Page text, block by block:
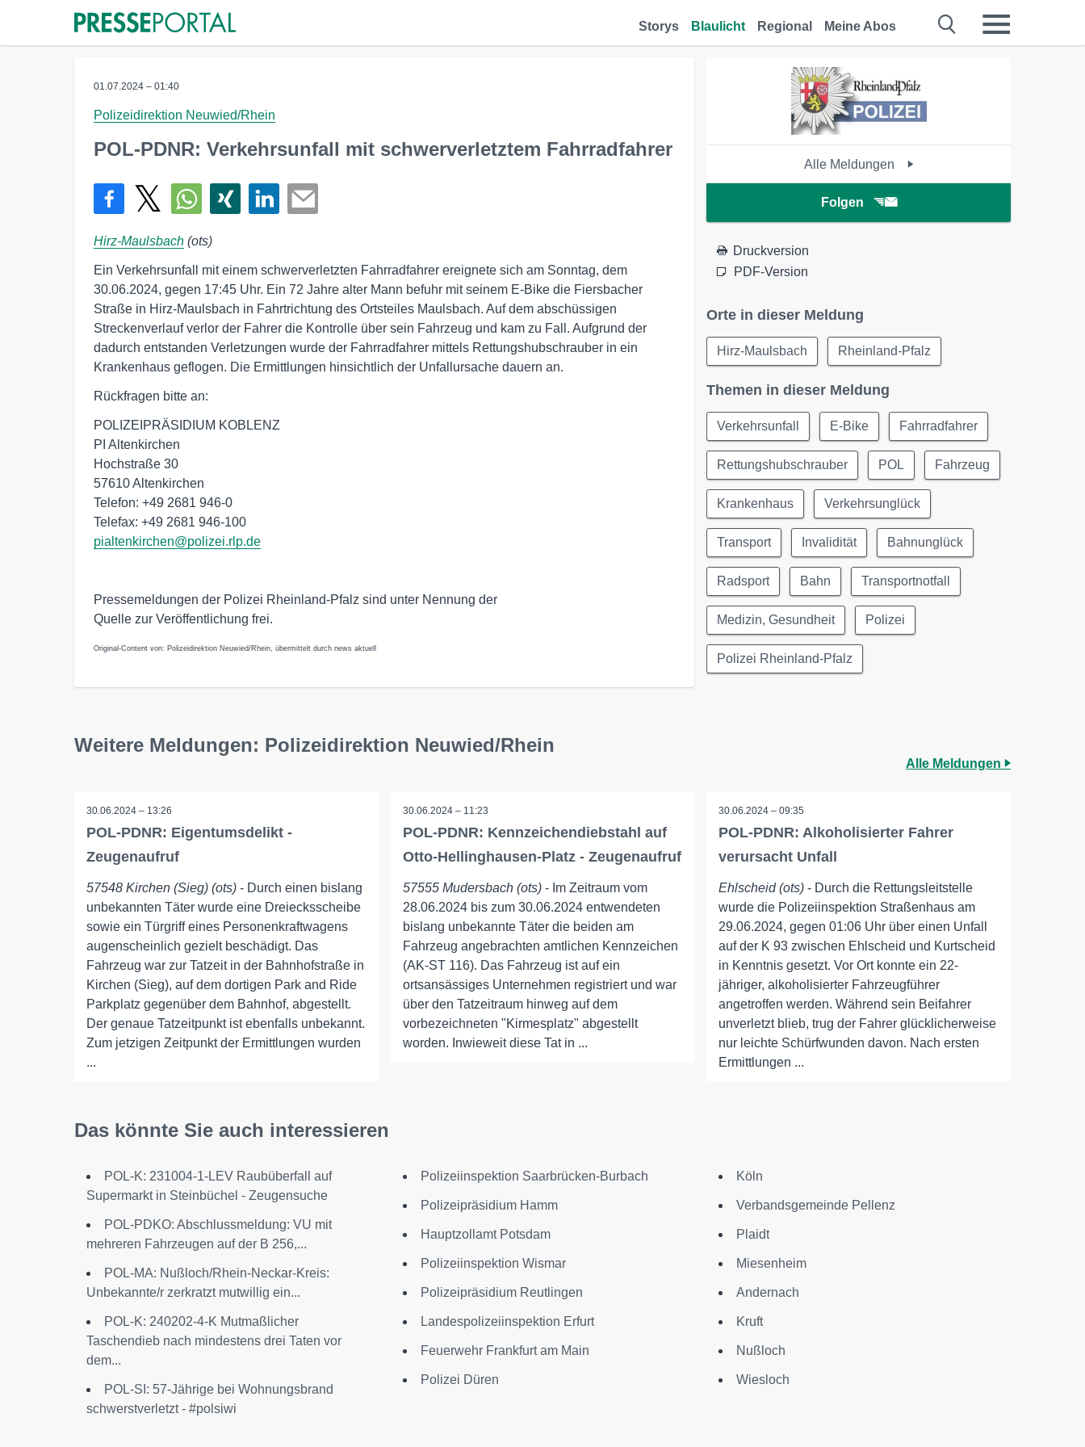
Storys Blaulicht Regional Meine Abos
01.07.2024 – 01:40
Polizeidirektion Neuwied/Rhein
POL-PDNR: Verkehrsunfall mit schwerverletztem Fahrradfahrer
Hirz-Maulsbach (ots)
Ein Verkehrsunfall mit einem schwerverletzten Fahrradfahrer ereignete sich am Sonntag, dem
30.06.2024, gegen 17:45 Uhr. Ein 72 Jahre alter Mann befuhr mit seinem E-Bike die Fiersbacher
Straße in Hirz-Maulsbach in Fahrtrichtung des Ortsteiles Maulsbach. Auf dem abschüssigen
Streckenverlauf verlor der Fahrer die Kontrolle über sein Fahrzeug und kam zu Fall. Aufgrund der
dadurch entstanden Verletzungen wurde der Fahrradfahrer mittels Rettungshubschrauber in ein
Krankenhaus geflogen. Die Ermittlungen hinsichtlich der Unfallursache dauern an.
Rückfragen bitte an:
POLIZEIPRÄSIDIUM KOBLENZ
PI Altenkirchen
Hochstraße 30
57610 Altenkirchen
Telefon: +49 2681 946-0
Telefax: +49 2681 946-100
pialtenkirchen@polizei.rlp.de
Pressemeldungen der Polizei Rheinland-Pfalz sind unter Nennung der
Quelle zur Veröffentlichung frei.
Original-Content von: Polizeidirektion Neuwied/Rhein, übermittelt durch news aktuell
Alle Meldungen
Folgen
Druckversion
PDF-Version
Orte in dieser Meldung
Hirz-Maulsbach Rheinland-Pfalz
Themen in dieser Meldung
Verkehrsunfall E-Bike Fahrradfahrer
Rettungshubschrauber POL Fahrzeug
Krankenhaus Verkehrsunglück
Transport Invalidität Bahnunglück
Radsport Bahn Transportnotfall
Medizin, Gesundheit Polizei
Polizei Rheinland-Pfalz
Weitere Meldungen: Polizeidirektion Neuwied/Rhein
Alle Meldungen
30.06.2024 – 13:26
POL-PDNR: Eigentumsdelikt -
Zeugenaufruf
57548 Kirchen (Sieg) (ots) - Durch einen bislang
unbekannten Täter wurde eine Dreiecksscheibe
sowie ein Türgriff eines Personenkraftwagens
augenscheinlich gezielt beschädigt. Das
Fahrzeug war zur Tatzeit in der Bahnhofstraße in
Kirchen (Sieg), auf dem dortigen Park and Ride
Parkplatz gegenüber dem Bahnhof, abgestellt.
Der genaue Tatzeitpunkt ist ebenfalls unbekannt.
Zum jetzigen Zeitpunkt der Ermittlungen wurden
...
30.06.2024 – 11:23
POL-PDNR: Kennzeichendiebstahl auf
Otto-Hellinghausen-Platz - Zeugenaufruf
57555 Mudersbach (ots)- Im Zeitraum vom
28.06.2024 bis zum 30.06.2024 entwendeten
bislang unbekannte Täter die beiden am
Fahrzeug angebrachten amtlichen Kennzeichen
(AK-ST 116). Das Fahrzeug ist auf ein
ortsansässiges Unternehmen registriert und war
über den Tatzeitraum hinweg auf dem
vorbezeichneten "Kirmesplatz" abgestellt
worden. Inwieweit diese Tat in ...
30.06.2024 – 09:35
POL-PDNR: Alkoholisierter Fahrer
verursacht Unfall
Ehlscheid (ots) - Durch die Rettungsleitstelle
wurde die Polizeiinspektion Straßenhaus am
29.06.2024, gegen 01:06 Uhr über einen Unfall
auf der K 93 zwischen Ehlscheid und Kurtscheid
in Kenntnis gesetzt. Vor Ort konnte ein 22-
jähriger, alkoholisierter Fahrzeugführer
angetroffen werden. Während sein Beifahrer
unverletzt blieb, trug der Fahrer glücklicherweise
nur leichte Schürfwunden davon. Nach ersten
Ermittlungen ...
Das könnte Sie auch interessieren
POL-K: 231004-1-LEV Raubüberfall auf
Supermarkt in Steinbüchel - Zeugensuche
POL-PDKO: Abschlussmeldung: VU mit
mehreren Fahrzeugen auf der B 256,...
POL-MA: Nußloch/Rhein-Neckar-Kreis:
Unbekannte/r zerkratzt mutwillig ein...
POL-K: 240202-4-K Mutmaßlicher
Taschendieb nach mindestens drei Taten vor
dem...
POL-SI: 57-Jährige bei Wohnungsbrand
schwerstverletzt - #polsiwi
Polizeiinspektion Saarbrücken-Burbach
Polizeipräsidium Hamm
Hauptzollamt Potsdam
Polizeiinspektion Wismar
Polizeipräsidium Reutlingen
Landespolizeiinspektion Erfurt
Feuerwehr Frankfurt am Main
Polizei Düren
Köln
Verbandsgemeinde Pellenz
Plaidt
Miesenheim
Andernach
Kruft
Nußloch
Wiesloch